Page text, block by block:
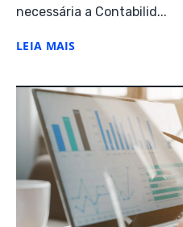
necessária a Contabilid...
LEIA MAIS